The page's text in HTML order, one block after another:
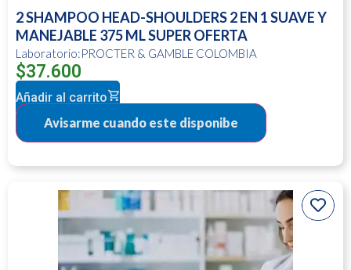
2 SHAMPOO HEAD-SHOULDERS 2 EN 1 SUAVE Y
MANEJABLE 375 ML SUPER OFERTA
Laboratorio:PROCTER & GAMBLE COLOMBIA
$37.600
Añadir al carrito